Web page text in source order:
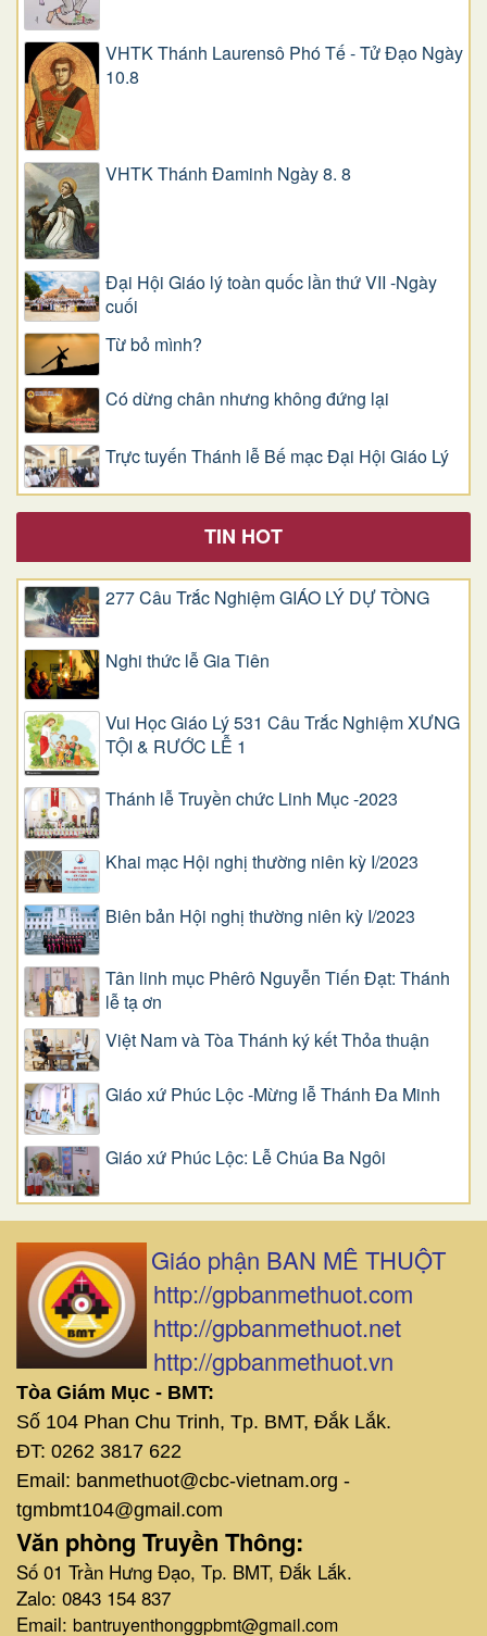
VHTK Thánh Laurensô Phó Tế - Tử Đạo Ngày
10.8
VHTK Thánh Đaminh Ngày 8. 8
Đại Hội Giáo lý toàn quốc lần thứ VII -Ngày
cuối
Từ bỏ mình?
Có dừng chân nhưng không đứng lại
Trực tuyến Thánh lễ Bế mạc Đại Hội Giáo Lý
TIN HOT
277 Câu Trắc Nghiệm GIÁO LÝ DỰ TÒNG
Nghi thức lễ Gia Tiên
Vui Học Giáo Lý 531 Câu Trắc Nghiệm XƯNG
TỘI & RƯỚC LỄ 1
Thánh lễ Truyền chức Linh Mục -2023
Khai mạc Hội nghị thường niên kỳ I/2023
Biên bản Hội nghị thường niên kỳ I/2023
Tân linh mục Phêrô Nguyễn Tiến Đạt: Thánh
lễ tạ ơn
Việt Nam và Tòa Thánh ký kết Thỏa thuận
Giáo xứ Phúc Lộc -Mừng lễ Thánh Đa Minh
Giáo xứ Phúc Lộc: Lễ Chúa Ba Ngôi
Giáo phận BAN MÊ THUỘT
http://gpbanmethuot.com
http://gpbanmethuot.net
http://gpbanmethuot.vn
Tòa Giám Mục - BMT:
Số 104 Phan Chu Trinh, Tp. BMT, Đắk Lắk.
ĐT: 0262 3817 622
Email: banmethuot@cbc-vietnam.org -
tgmbmt104@gmail.com
Văn phòng Truyền Thông:
Số 01 Trần Hưng Đạo, Tp. BMT, Đắk Lắk.
Zalo: 0843 154 837
Email: bantruyenthonggpbmt@gmail.com